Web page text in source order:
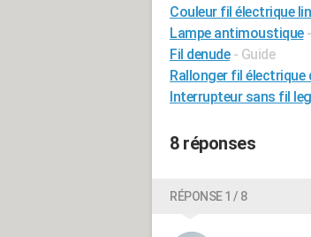
Couleur fil électrique
Lampe antimoustique
Fil denude - Guide
Rallonger fil électrique
Interrupteur sans fil
8 réponses
RÉPONSE 1 / 8